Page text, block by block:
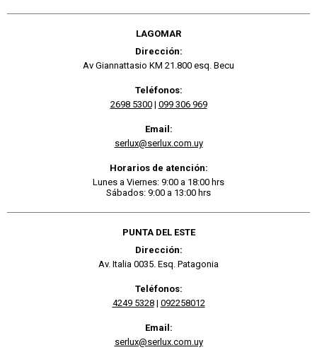
LAGOMAR
Dirección:
Av Giannattasio KM 21.800 esq. Becu
Teléfonos:
2698 5300| 099 306 969
Email:
serlux@serlux.com.uy
Horarios de atención:
Lunes a Viernes: 9:00 a 18:00 hrs
Sábados: 9:00 a 13:00 hrs
PUNTA DEL ESTE
Dirección:
Av. Italia 0035. Esq. Patagonia
Teléfonos:
4249 5328| 092258012
Email:
serlux@serlux.com.uy